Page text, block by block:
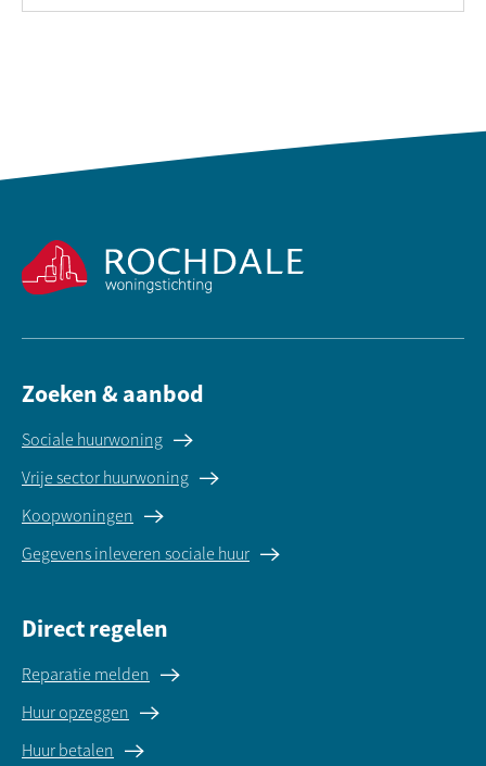
Zoeken & aanbod
Sociale huurwoning
Vrije sector huurwoning
Koopwoningen
Gegevens inleveren sociale huur
Direct regelen
Reparatie melden
Huur opzeggen
Huur betalen